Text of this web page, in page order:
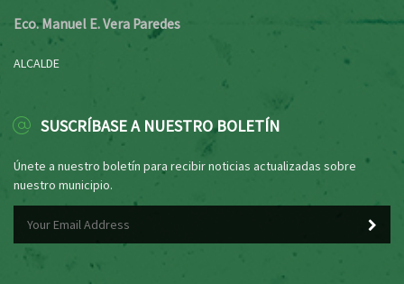
Eco. Manuel E. Vera Paredes
ALCALDE
SUSCRÍBASE A NUESTRO BOLETÍN
Únete a nuestro boletín para recibir noticias actualizadas sobre
nuestro municipio.